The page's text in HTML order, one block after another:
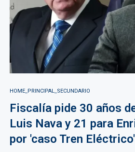
HOME_PRINCIPAL_SECUNDARIO
Fiscalía pide 30 años
Luis Nava y 21 para
por 'caso Tren Eléctrico'